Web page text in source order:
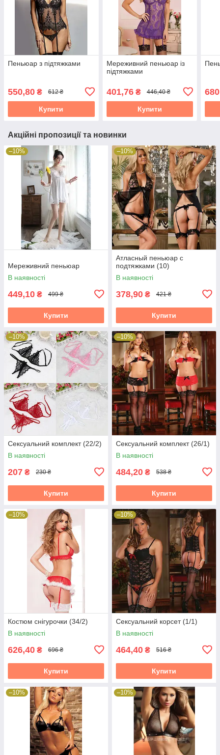
Пеньюар з підтяжками
550,80 ₴ 612 ₴
Купити
Мереживний пеньюар із
підтяжками
401,76₴ 446,40 ₴
Купити
Акційні пропозиції та новинки
–10%
Мереживний пеньюар
В наявності
449,10 ₴ 499 ₴
Купити
–10%
Атласный пеньюар с
подтяжками (10)
В наявності
378,90 ₴ 421 ₴
Купити
–10%
Сексуальний комплект (22/2)
В наявності
207 ₴ 230 ₴
Купити
–10%
Сексуальний комплект (26/1)
В наявності
484,20 ₴ 538 ₴
Купити
–10%
Костюм снігурочки (34/2)
В наявності
626,40 ₴ 696 ₴
Купити
–10%
Сексуальний корсет (1/1)
В наявності
464,40 ₴ 516 ₴
Купити
–10% –10%